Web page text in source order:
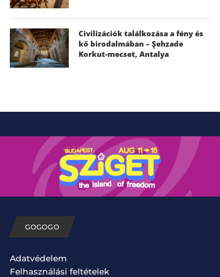
Civilizációk találkozása a fény és
kő birodalmában – Şehzade
Korkut-mecset, Antalya
GOGOGO
Adatvédelem
Felhasználási feltételek